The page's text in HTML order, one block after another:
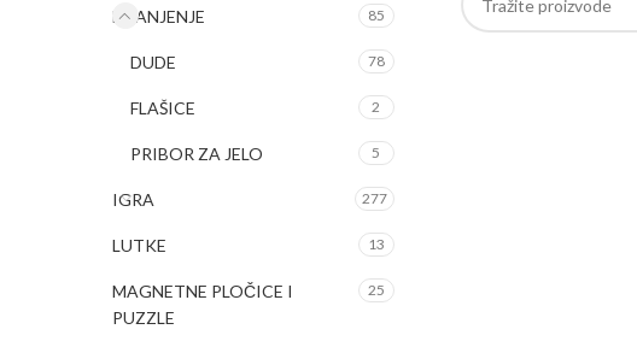
HRANJENJE 85
DUDE 78
FLAŠICE 2
PRIBOR ZA JELO 5
IGRA 277
LUTKE 13
MAGNETNE PLOČICE I
PUZZLE
25